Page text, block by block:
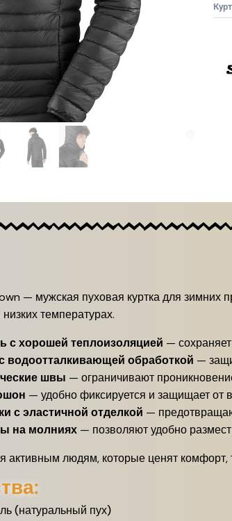
— мужская пуховая куртка для зимних
температурах.
с хорошей теплоизоляцией —
водоотталкивающей обработкой —
швы — ограничивают
— удобно фиксируется и защищает от
с эластичной отделкой —
на молниях — позволяют удобно
активным людям, которые ценят
(натуральный пух)